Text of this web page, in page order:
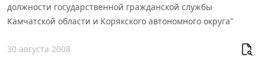
должности государственной гражданской службы
Камчатской области и Корякского автономного округа"
30 августа 2008